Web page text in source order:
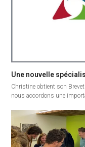
Une nouvelle
Christine obtient son
nous accordons une